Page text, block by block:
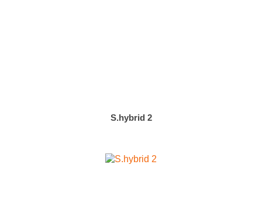
S.hybrid 2